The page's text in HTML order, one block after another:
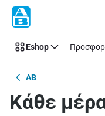
Παράλειψη
Eshop
AB
Κάθε